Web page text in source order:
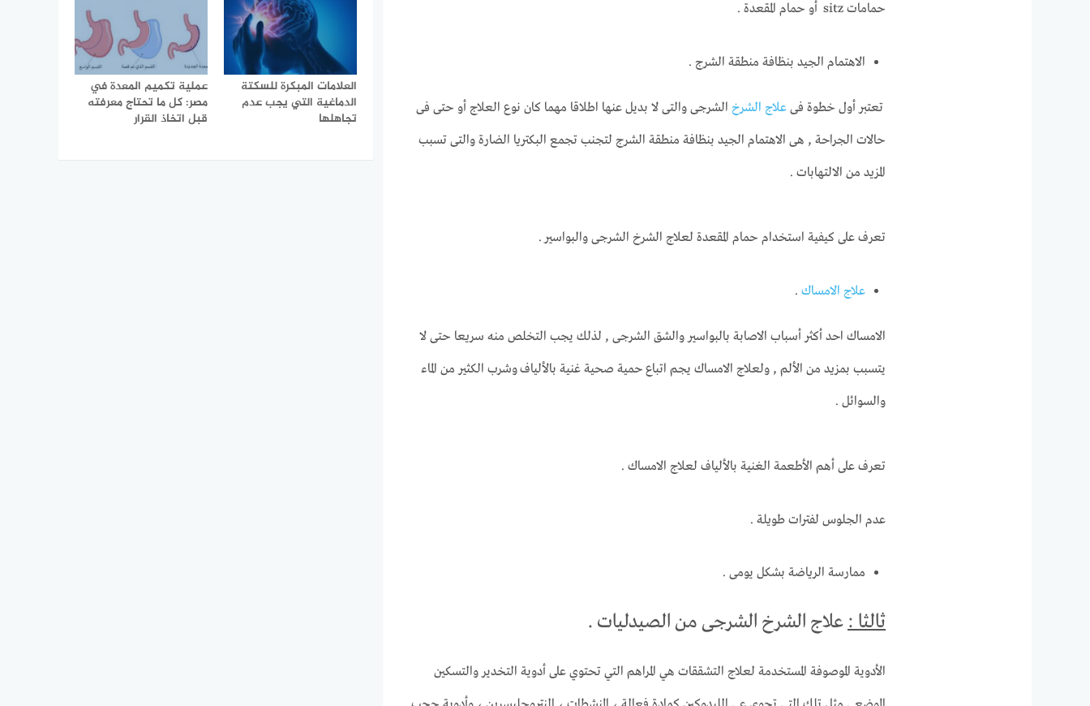
حمامات sitz أو حمام المقعدة .
الاهتمام الجيد بنظافة منطقة الشرج .
تعتبر أول خطوة فى علاج الشرخالشرجى والتى لا بديل عنها اطلاقا مهما كان نوع العلاج أو حتى فى
حالات الجراحة , هى الاهتمام الجيد بنظافة منطقة الشرج لتجنب تجمع البكتريا الضارة والتى تسبب
المزيد من الالتهابات .
تعرف على كيفية استخدام حمام المقعدة لعلاج الشرخ الشرجى والبواسير .
علاج الامساك.
الامساك احد أكثر أسباب الاصابة بالبواسير والشق الشرجى , لذلك يجب التخلص منه سريعا حتى لا
يتسبب بمزيد من الألم , ولعلاج الامساك يجم اتباع حمية صحية غنية بالألياف وشرب الكثير من الماء
والسوائل .
تعرف على أهم الأطعمة الغنية بالألياف لعلاج الامساك .
عدم الجلوس لفترات طويلة .
ممارسة الرياضة بشكل يومى .
ثالثا : علاج الشرخ الشرجى من الصيدليات .
الأدوية الموصوفة المستخدمة لعلاج التشققات هي المراهم التي تحتوي على أدوية التخدير والتسكين
العلامات المبكرة للسكتة
الدماغية التي يجب عدم
تجاهلها
عملية تكميم المعدة في
مصر: كل ما تحتاج معرفته
قبل اتخاذ القرار